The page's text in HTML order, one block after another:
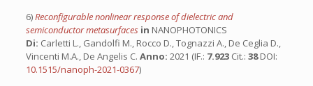
6)Reconfigurable nonlinear response of dielectric and
semiconductor metasurfaces in NANOPHOTONICS
Di: Carletti L., Gandolfi M., Rocco D., Tognazzi A., De Ceglia D.,
Vincenti M.A., De Angelis C. Anno: 2021 (IF.: 7.923 Cit.: 38DOI:
10.1515/nanoph-2021-0367)